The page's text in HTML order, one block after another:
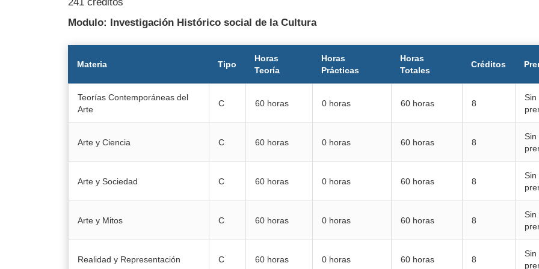
Modulo: Investigación Histórico social de la Cultura
Materia Tipo
Horas
Teoría
Horas
Prácticas
Horas
Totales
Créditos
Teorías Contemporáneas del
Arte
C 60 horas 0 horas 60 horas 8
Sin
Arte y Ciencia C 60 horas 0 horas 60 horas 8
Sin
Arte y Sociedad C 60 horas 0 horas 60 horas 8
Sin
Arte y Mitos C 60 horas 0 horas 60 horas 8
Sin
Realidad y Representación C 60 horas 0 horas 60 horas 8
Sin